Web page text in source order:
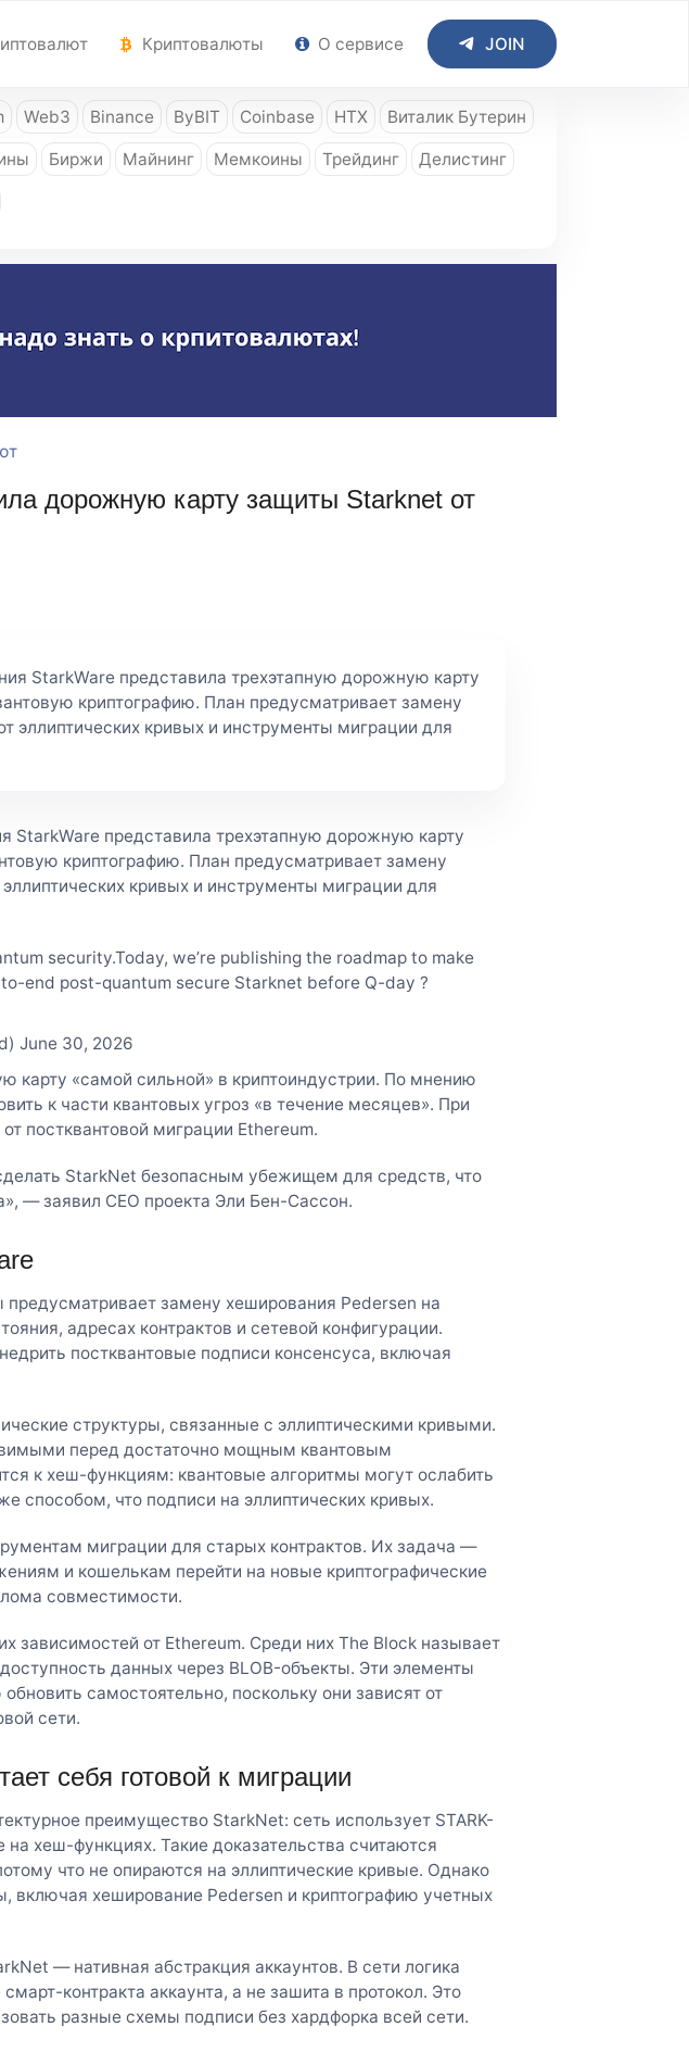
Криптовалюты О сервисе JOIN
Web3 Binance ByBIT Coinbase HTX Виталик Бутерин
Биржи Майнинг Мемкоины Трейдинг Делистинг
дорожную карту защиты Starknet от
StarkWare представила трехэтапную дорожную карту
криптографию. План предусматривает замену
эллиптических кривых и инструменты миграции для
StarkWare представила трехэтапную дорожную карту
криптографию. План предусматривает замену
кривых и инструменты миграции для
security.Today, we’re publishing the roadmap to make
end post-quantum secure Starknet before Q-day ?
June 30, 2026
карту «самой сильной» в криптоиндустрии. По мнению
к части квантовых угроз «в течение месяцев». При
постквантовой миграции Ethereum.
StarkNet безопасным убежищем для средств, что
— заявил CEO проекта Эли Бен-Сассон.
замену хеширования Pedersen на
адресах контрактов и сетевой конфигурации.
постквантовые подписи консенсуса, включая
структуры, связанные с эллиптическими кривыми.
перед достаточно мощным квантовым
к хеш-функциям: квантовые алгоритмы могут ослабить
способом, что подписи на эллиптических кривых.
миграции для старых контрактов. Их задача —
и кошелькам перейти на новые криптографические
совместимости.
зависимостей от Ethereum. Среди них The Block называет
данных через BLOB-объекты. Эти элементы
самостоятельно, поскольку они зависят от
сети.
себя готовой к миграции
преимущество StarkNet: сеть использует STARK-
на хеш-функциях. Такие доказательства считаются
что не опираются на эллиптические кривые. Однако
включая хеширование Pedersen и криптографию учетных
— нативная абстракция аккаунтов. В сети логика
контракта аккаунта, а не зашита в протокол. Это
разные схемы подписи без хардфорка всей сети.